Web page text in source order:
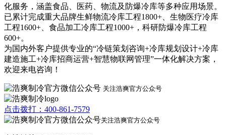
化服务，涵盖食品、医药、物流及防爆冷库等多种应用场景。
已累计完成重大品牌生鲜物流冷库工程1800+、生物医疗冷库
工程1600+、食品加工冷库工程1000+，科研防爆冷库工程
600+。
为国内外客户提供专业的“冷链策划咨询+冷库规划设计+冷库
建造施工+冷库招商运营+智慧物联网管理”一体化解决方案，
欢迎来电咨询！
关注浩爽官方公众号
点击拨打：400-861-7579
关注浩爽官方公众号